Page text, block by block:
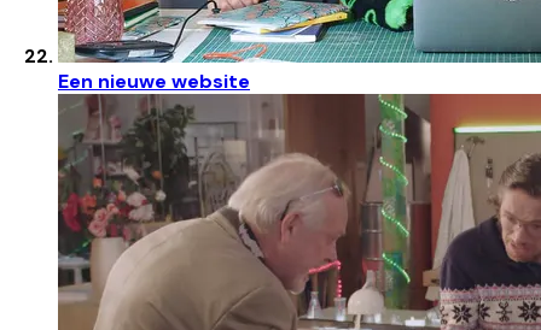
Een nieuwe website